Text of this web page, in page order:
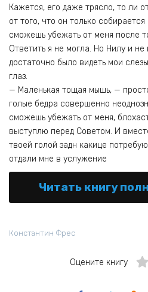
Кажется, его даже трясло, то ли
от того, что он только
сможешь убежать от меня после
Ответить я не могла. Но Нилу и
достаточно было видеть мои
глаз.
— Маленькая тощая мышь, —
голые бедра совершенно
сможешь убежать от меня,
выступлю перед Советом. И
твоей голой задн какице
отдали мне в услужение
Читать книгу
Константин Фрес
Оцените книгу